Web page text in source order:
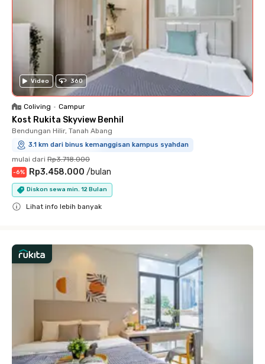
Video 360
Coliving • Campur
Kost Rukita Skyview Benhil
Bendungan Hilir, Tanah Abang
3.1 km dari binus kemanggisan kampus syahdan
mulai dari Rp3.718.000
-6% Rp3.458.000 /bulan
Diskon sewa min. 12 Bulan
Lihat info lebih banyak